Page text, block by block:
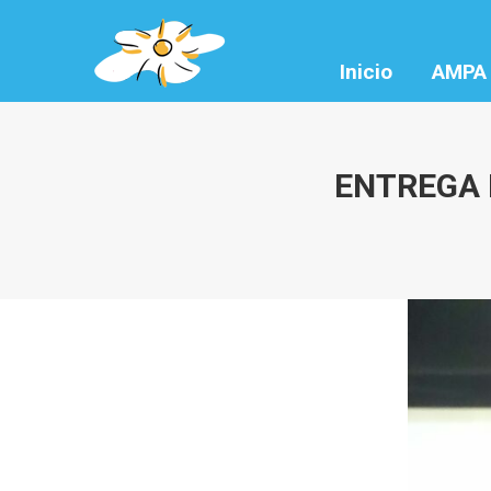
Inicio AMPA